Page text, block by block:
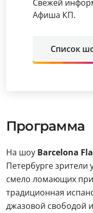
Свежей
Афиша КП.
Список
Программа
На шоу Barcelona
Петербурге зрители
смело ломающих
традиционная
джазовой свободой